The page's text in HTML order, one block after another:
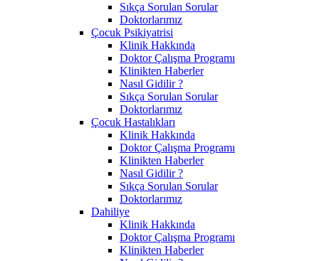
Sıkça Sorulan Sorular
Doktorlarımız
Çocuk Psikiyatrisi
Klinik Hakkında
Doktor Çalışma Programı
Klinikten Haberler
Nasıl Gidilir ?
Sıkça Sorulan Sorular
Doktorlarımız
Çocuk Hastalıkları
Klinik Hakkında
Doktor Çalışma Programı
Klinikten Haberler
Nasıl Gidilir ?
Sıkça Sorulan Sorular
Doktorlarımız
Dahiliye
Klinik Hakkında
Doktor Çalışma Programı
Klinikten Haberler